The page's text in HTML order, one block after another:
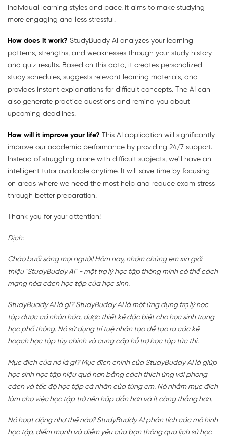
individual learning styles and pace. It aims to make studying
more engaging and less stressful.
How does it work? StudyBuddy AI analyzes your learning
patterns, strengths, and weaknesses through your study history
and quiz results. Based on this data, it creates personalized
study schedules, suggests relevant learning materials, and
provides instant explanations for difficult concepts. The AI can
also generate practice questions and remind you about
upcoming deadlines.
How will it improve your life? This AI application will significantly
improve our academic performance by providing 24/7 support.
Instead of struggling alone with difficult subjects, we'll have an
intelligent tutor available anytime. It will save time by focusing
on areas where we need the most help and reduce exam stress
through better preparation.
Thank you for your attention!
Dịch:
Chào buổi sáng mọi người! Hôm nay, nhóm chúng em xin giới
thiệu "StudyBuddy AI" - một trợ lý học tập thông minh có thể cách
mạng hóa cách học tập của học sinh.
StudyBuddy AI là gì? StudyBuddy AI là một ứng dụng trợ lý học
tập được cá nhân hóa, được thiết kế đặc biệt cho học sinh trung
học phổ thông. Nó sử dụng trí tuệ nhân tạo để tạo ra các kế
hoạch học tập tùy chỉnh và cung cấp hỗ trợ học tập tức thì.
Mục đích của nó là gì? Mục đích chính của StudyBuddy AI là giúp
học sinh học tập hiệu quả hơn bằng cách thích ứng với phong
cách và tốc độ học tập cá nhân của từng em. Nó nhằm mục đích
làm cho việc học tập trở nên hấp dẫn hơn và ít căng thẳng hơn.
Nó hoạt động như thế nào? StudyBuddy AI phân tích các mô hình
học tập, điểm mạnh và điểm yếu của bạn thông qua lịch sử học